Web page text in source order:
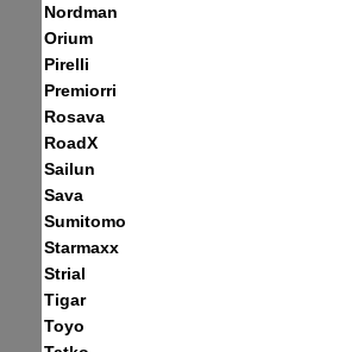
Nordman
Orium
Pirelli
Premiorri
Rosava
RoadX
Sailun
Sava
Sumitomo
Starmaxx
Strial
Tigar
Toyo